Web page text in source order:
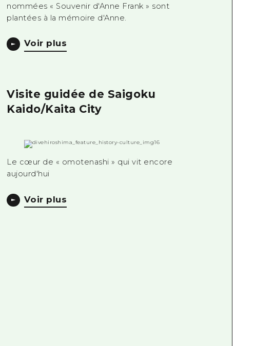
nommées « Souvenir d'Anne Frank » sont
plantées à la mémoire d'Anne.
Voir plus
Visite guidée de Saigoku
Kaido/Kaita City
Le cœur de « omotenashi » qui vit encore
aujourd'hui
Voir plus